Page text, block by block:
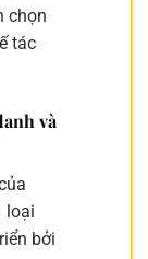
chọn
tác
và
loại
bởi